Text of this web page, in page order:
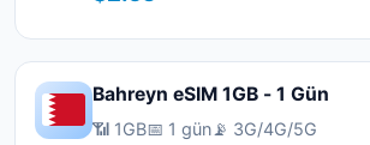
Bahreyn eSIM 1GB - 1 Gün
📶 1GB📅 1 gün📡 3G/4G/5G